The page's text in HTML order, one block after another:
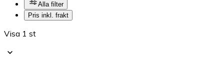
Alla filter
Pris inkl. frakt
Visa 1 st